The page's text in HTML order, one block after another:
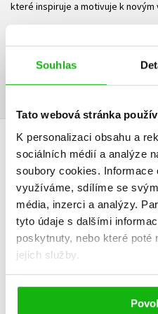
Souhlas
Tato webová stránka
K personalizaci obsahu a
sociálních médií a analýze
soubory cookies. Informace
využíváme, sdílíme se
média, inzerci a analýzy.
tyto údaje s dalšími
poskytnuty, nebo které poté
jejich služby.
které inspiruje a motivuje k
Ukázka.pdf
HODNOCENÍ ČTENÁŘŮ
V současné době nejsou
Vaše hodnocení
Uživatelskou recenzi mohou